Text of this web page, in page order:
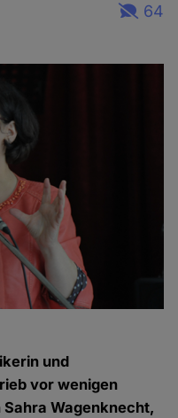
64
und
vor wenigen
Wagenknecht,